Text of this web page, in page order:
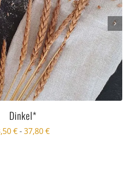
Dinkel*
€-37,80€